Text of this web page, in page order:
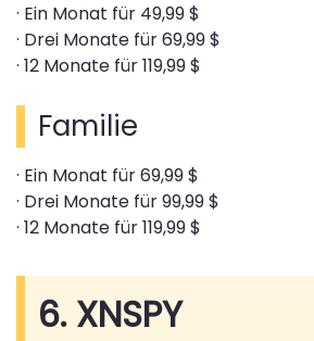
· Ein Monat für 49,99 $
· Drei Monate für 69,99 $
· 12 Monate für 119,99 $
Familie
· Ein Monat für 69,99 $
· Drei Monate für 99,99 $
· 12 Monate für 119,99 $
6. XNSPY